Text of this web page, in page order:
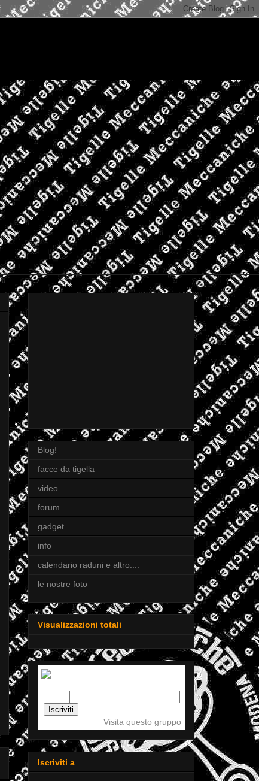
Blog!
facce da tigella
video
forum
gadget
info
calendario raduni e altro....
le nostre foto
Visualizzazioni totali
Visita questo gruppo
Iscriviti a